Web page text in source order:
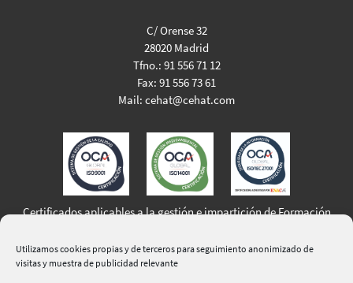
Utilizamos cookies propias y de terceros para seguimiento anonimizado de
visitas y muestra de publicidad relevante
C/ Orense 32
28020 Madrid
Tfno.: 91 556 71 12
Fax: 91 556 73 61
Mail: cehat@cehat.com
Certificados aplicables a la gestión e impartición de Formación